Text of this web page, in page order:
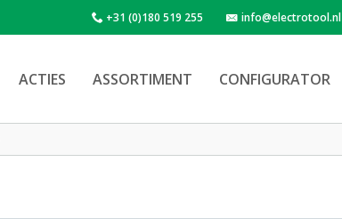
+31 (0)180 519 255 info@electrotool.nl
ACTIES ASSORTIMENT CONFIGURATOR